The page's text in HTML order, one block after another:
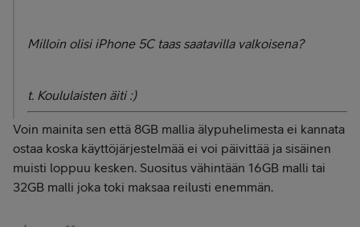
Milloin olisi iPhone 5C taas saatavilla valkoisena?
t. Koululaisten äiti :)
Voin mainita sen että 8GB mallia älypuhelimesta ei kannata
ostaa koska käyttöjärjestelmää ei voi päivittää ja sisäinen
muisti loppuu kesken. Suositus vähintään 16GB malli tai
32GB malli joka toki maksaa reilusti enemmän.